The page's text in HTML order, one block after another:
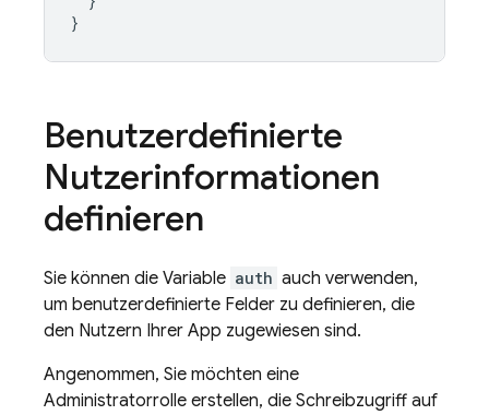
}
Benutzerdefinierte
Nutzerinformationen
definieren
Sie können die Variable auth auch verwenden,
um benutzerdefinierte Felder zu definieren, die
den Nutzern Ihrer App zugewiesen sind.
Angenommen, Sie möchten eine
Administratorrolle erstellen, die Schreibzugriff auf